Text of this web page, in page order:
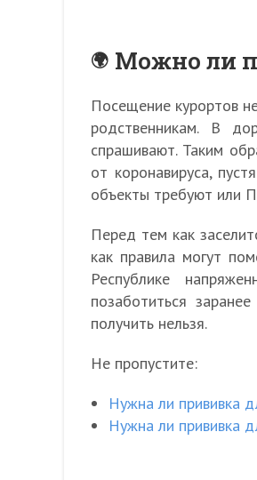
Можно ли
Посещение курортов
родственникам. В
спрашивают. Таким
от коронавируса,
объекты требуют или
Перед тем как
как правила могут
Республике
позаботиться
получить нельзя.
Не пропустите:
Нужна ли прививка
Нужна ли прививка